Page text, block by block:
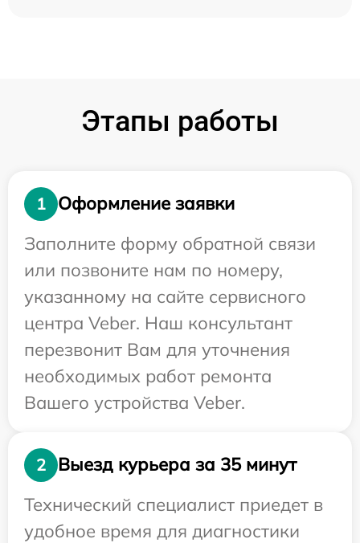
Этапы работы
1
Оформление заявки
Заполните форму обратной связи
или позвоните нам по номеру,
указанному на сайте сервисного
центра Veber. Наш консультант
перезвонит Вам для уточнения
необходимых работ ремонта
Вашего устройства Veber.
2
Выезд курьера за 35 минут
Технический специалист приедет в
удобное время для диагностики